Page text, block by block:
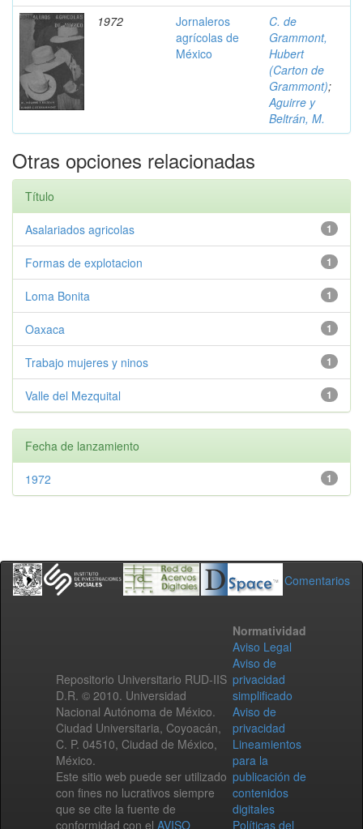
1972
Jornaleros
agrícolas de
México
C. de
Grammont,
Hubert
(Carton de
Grammont);
Aguirre y
Beltrán, M.
Otras opciones relacionadas
Título
1
Asalariados agricolas
1
Formas de explotacion
1
Loma Bonita
1
Oaxaca
1
Trabajo mujeres y ninos
1
Valle del Mezquital
Fecha de lanzamiento
1
1972
Comentarios
Repositorio Universitario RUD-IIS
D.R. © 2010. Universidad
Nacional Autónoma de México.
Ciudad Universitaria, Coyoacán,
C. P. 04510, Ciudad de México,
México.
Este sitio web puede ser utilizado
con fines no lucrativos siempre
que se cite la fuente de
conformidad con el AVISO
Normatividad
Aviso Legal
Aviso de
privacidad
simplificado
Aviso de
privacidad
Lineamientos
para la
publicación de
contenidos
digitales
Políticas del